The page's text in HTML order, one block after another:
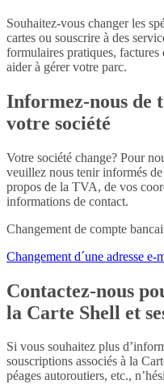
Souhaitez-vous changer les
cartes ou souscrire à des
formulaires pratiques,
aider à gérer votre parc.
Informez-nous de
votre société
Votre société change? Pour
veuillez nous tenir informés
propos de la TVA, de vos
informations de contact.
Changement de compte
Changement d´une adresse
Contactez-nous
la Carte Shell et
Si vous souhaitez plus
souscriptions associés à la
péages autoroutiers, etc.,